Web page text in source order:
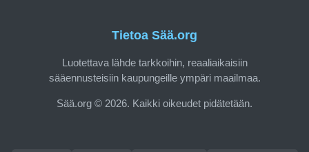
Tietoa Sää.org
Luotettava lähde tarkkoihin, reaaliaikaisiin
sääennusteisiin kaupungeille ympäri maailmaa.
Sää.org © 2026. Kaikki oikeudet pidätetään.